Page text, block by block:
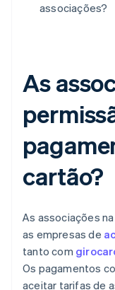
associações?
As
cartão?
As associações
as empresas de
tanto com
Os pagamentos
aceitar tarifas de